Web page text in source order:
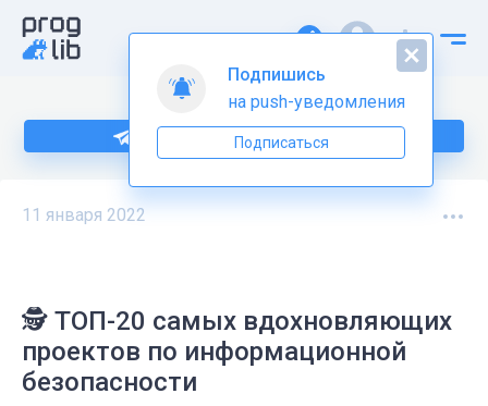
Подпишитесь на нас в Telegram
11 января 2022
🕵 ТОП-20 самых вдохновляющих
проектов по информационной
безопасности